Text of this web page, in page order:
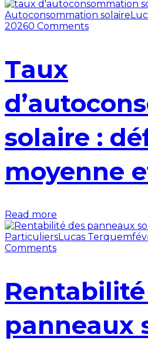
Autoconsommation solaire
20260 Comments
Taux
solaire :
moyenne
Read more
ParticuliersLucas Terquem
Comments
panneaux